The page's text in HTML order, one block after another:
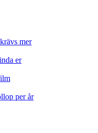
mer
er
per år